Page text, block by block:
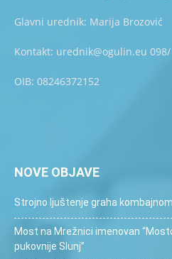
Glavni urednik: Marija Brozović
Kontakt: urednik@ogulin.eu
OIB: 08246372152
NOVE OBJAVE
Strojno ljuštenje graha kombajnom
Most na Mrežnici imenovan
pukovnije Slunj”